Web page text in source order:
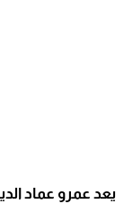
يعد عمرو عماد